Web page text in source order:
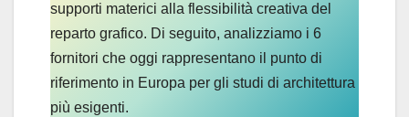
supporti materici alla flessibilità creativa del
reparto grafico. Di seguito, analizziamo i 6
fornitori che oggi rappresentano il punto di
riferimento in Europa per gli studi di architettura
più esigenti.